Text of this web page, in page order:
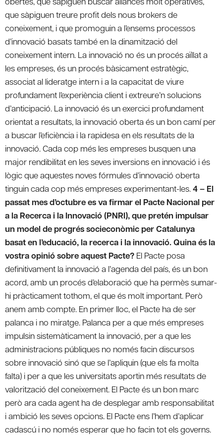
que sàpiguen treure profit dels nous brokers de
coneixement, i que promoguin a l’ensems processos
d’innovació basats també en la dinamització del
coneixement intern. La innovació no és un procés aïllat a
les empreses, és un procés bàsicament estratègic,
associat al lideratge intern i a la capacitat de viure
profundament l’experiència client i extreure’n solucions
d’anticipació. La innovació és un exercici profundament
orientat a resultats, la innovació oberta és un bon camí per
a buscar l’eficiència i la rapidesa en els resultats de la
innovació. Cada cop més les empreses busquen una
major rendibilitat en les seves inversions en innovació i és
lògic que aquestes noves fórmules d’innovació oberta
tinguin cada cop més empreses experimentant-les.4 – El
passat mes d’octubre es va firmar el Pacte Nacional per
a la Recerca i la Innovació (PNRI), que pretén impulsar
un model de progrés socieconòmic per Catalunya
basat en l’educació, la recerca i la innovació. Quina és la
vostra opinió sobre aquest Pacte? El Pacte posa
definitivament la innovació a l’agenda del país, és un bon
acord, amb un procés d’elaboració que ha permès sumar-
hi pràcticament tothom, el que és molt important. Però
anem amb compte. En primer lloc, el Pacte ha de ser
palanca i no miratge. Palanca per a que més empreses
impulsin sistemàticament la innovació, per a que les
administracions públiques no només facin discursos
sobre innovació sinó que se l’apliquin (que els fa molta
falta) i per a que les universitats aportin més resultats de
valorització del coneixement. El Pacte és un bon marc
però ara cada agent ha de desplegar amb responsabilitat
i ambició les seves opcions. El Pacte ens l’hem d’aplicar
cadascú i no només esperar que ho facin tot els governs.